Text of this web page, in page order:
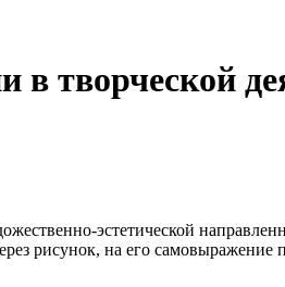
творческой
эстетической
рисунок, на его